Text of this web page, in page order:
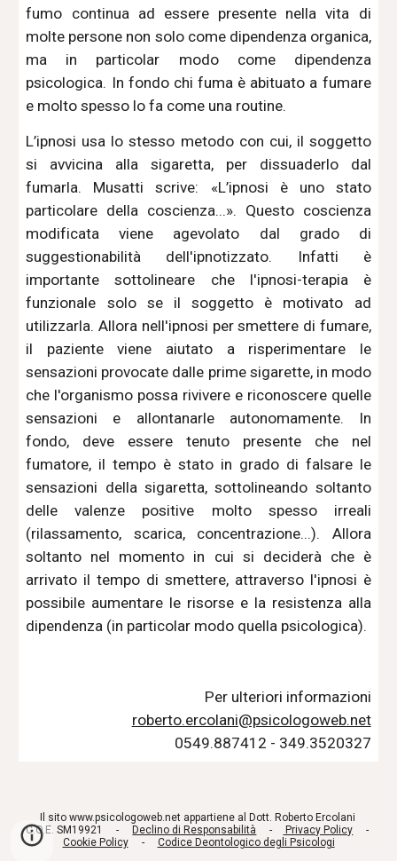
fumo continua ad essere presente nella vita di
molte persone non solo come dipendenza organica,
ma in particolar modo come dipendenza
psicologica. In fondo chi fuma è abituato a fumare
e molto spesso lo fa come una routine.
L’ipnosi usa lo stesso metodo con cui, il soggetto
si avvicina alla sigaretta, per dissuaderlo dal
fumarla. Musatti scrive: «L’ipnosi è uno stato
particolare della coscienza...». Questo coscienza
modificata viene agevolato dal grado di
suggestionabilità dell'ipnotizzato. Infatti è
importante sottolineare che l'ipnosi-terapia è
funzionale solo se il soggetto è motivato ad
utilizzarla. Allora nell'ipnosi per smettere di fumare,
il paziente viene aiutato a risperimentare le
sensazioni provocate dalle prime sigarette, in modo
che l'organismo possa rivivere e riconoscere quelle
sensazioni e allontanarle autonomamente. In
fondo, deve essere tenuto presente che nel
fumatore, il tempo è stato in grado di falsare le
sensazioni della sigaretta, sottolineando soltanto
delle valenze positive molto spesso irreali
(rilassamento, scarica, concentrazione...). Allora
soltanto nel momento in cui si deciderà che è
arrivato il tempo di smettere, attraverso l'ipnosi è
possibile aumentare le risorse e la resistenza alla
dipendenza (in particolar modo quella psicologica).
Per ulteriori informazioni
roberto.ercolani@psicologoweb.net
0549.887412 - 349.3520327
Il sito www.psicologoweb.net appartiene al Dott. Roberto Ercolani
C.O.E. SM19921     -
Declino di Responsabilità
     -
Privacy Policy
Cookie Policy
     -
Codice Deontologico degli Psicologi